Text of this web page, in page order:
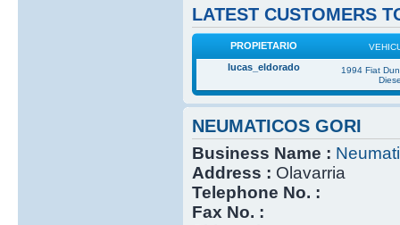
LATEST CUSTOMERS
PROPIETARIO
lucas_eldorado
1994 Fiat
NEUMATICOS GORI
Business Name :
Address : Olavarria
Telephone No. :
Fax No. :